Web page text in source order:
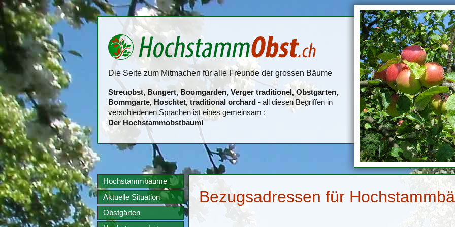
Die Seite zum Mitmachen für alle Freunde der grossen Bäume
Streuobst, Bungert, Boomgarden, Verger traditionel, Obstgarten,
Bommgarte, Hoschtet, traditional orchard - all diesen Begriffen in
verschiedenen Sprachen ist eines gemeinsam :
Der Hochstammobstbaum!
Hochstammbäume
Aktuelle Situation
Obstgärten
Bezugsadressen für